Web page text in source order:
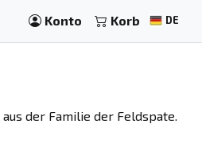
Konto Korb DE
der Familie der Feldspate.